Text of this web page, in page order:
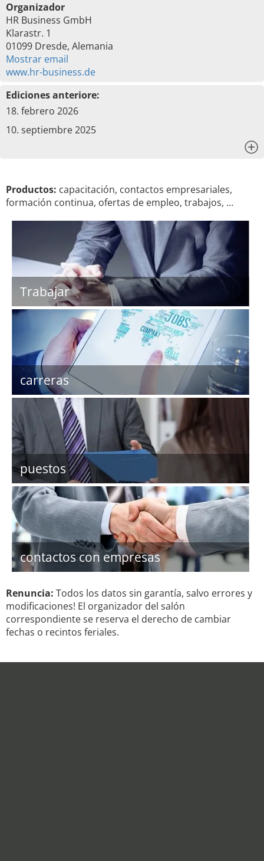
Organizador
HR Business GmbH
Klarastr. 1
01099 Dresde, Alemania
Mostrar email
www.hr-business.de
Ediciones anteriore:
18. febrero 2026
10. septiembre 2025
Productos: capacitación, contactos empresariales,
formación continua, ofertas de empleo, trabajos, …
Trabajar
carreras
puestos
contactos con empresas
Renuncia: Todos los datos sin garantía, salvo errores y
modificaciones! El organizador del salón
correspondiente se reserva el derecho de cambiar
fechas o recintos feriales.